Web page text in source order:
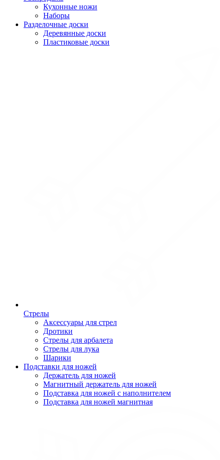
Кухонные ножи
Наборы
Разделочные доски
Деревянные доски
Пластиковые доски
Стрелы
Аксессуары для стрел
Дротики
Стрелы для арбалета
Стрелы для лука
Шарики
Подставки для ножей
Держатель для ножей
Магнитный держатель для ножей
Подставка для ножей с наполнителем
Подставка для ножей магнитная